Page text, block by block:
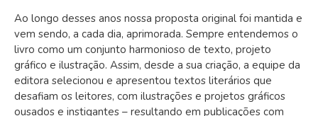
Ao longo desses anos nossa proposta original foi mantida e
vem sendo, a cada dia, aprimorada. Sempre entendemos o
livro como um conjunto harmonioso de texto, projeto
gráfico e ilustração. Assim, desde a sua criação, a equipe da
editora selecionou e apresentou textos literários que
desafiam os leitores, com ilustrações e projetos gráficos
ousados e instigantes – resultando em publicações com